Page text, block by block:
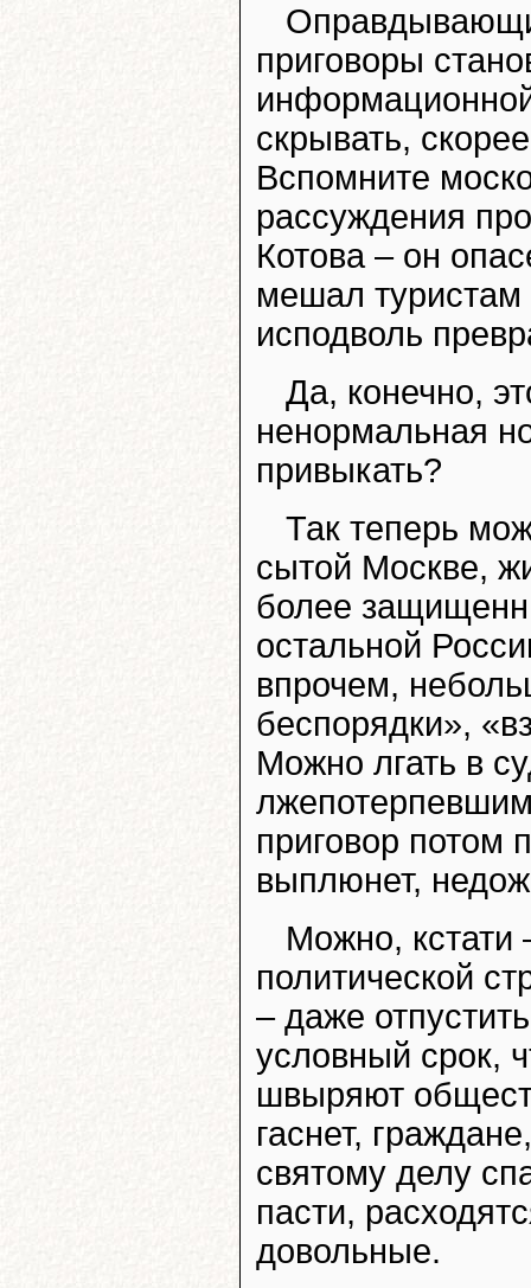
приговоры
скрывать,
Вспомните
рассуждения
Котова – он
мешал туристам
исподволь
Да, конечно,
ненормальная
привыкать?
Так теперь
сытой Москве,
более
остальной
впрочем,
беспорядки»,
Можно лгать в
приговор потом
выплюнет,
Можно, кстати
политической
– даже
условный срок,
швыряют
гаснет,
святому делу
пасти,
довольные.